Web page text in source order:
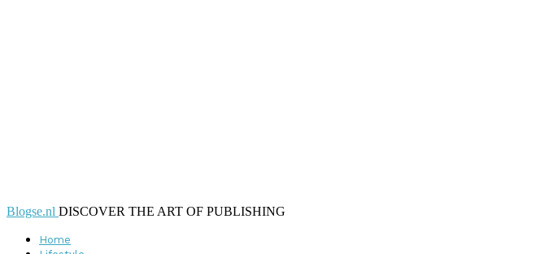
Blogse.nl DISCOVER THE ART OF PUBLISHING
Home